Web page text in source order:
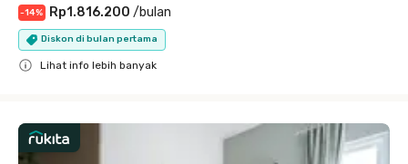
-14% Rp1.816.200 /bulan
Diskon di bulan pertama
Lihat info lebih banyak